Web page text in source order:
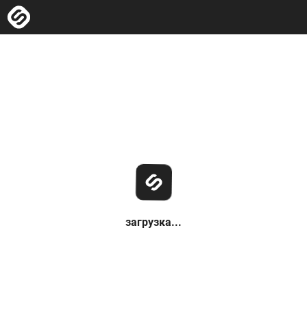
загрузка...